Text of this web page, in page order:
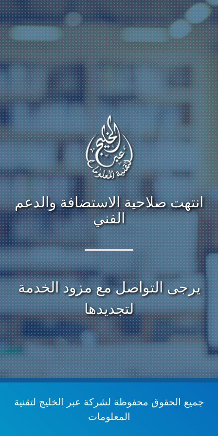
انتهت صلاحية الاستضافة والدعم
الفني
يرجى التواصل مع مزود الخدمة
لتجديدها
جميع الحقوق محفوظة لشركة عبر الخليج لتقنية
المعلومات